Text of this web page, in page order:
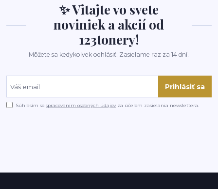
✨ Vitajte vo svete
noviniek a akcií od
123tonery!
Môžete sa kedykoľvek odhlásiť. Zasielame raz za 14 dní.
Prihlásiť sa
Súhlasím sospracovaním osobných údajov za účelom zasielania newslettera.